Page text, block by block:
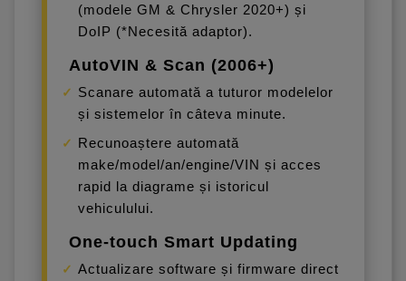
(modele GM & Chrysler 2020+) și
DoIP (*Necesită adaptor).
AutoVIN & Scan (2006+)
Scanare automată a tuturor modelelor
și sistemelor în câteva minute.
Recunoaștere automată
make/model/an/engine/VIN și acces
rapid la diagrame și istoricul
vehiculului.
One-touch Smart Updating
Actualizare software și firmware direct